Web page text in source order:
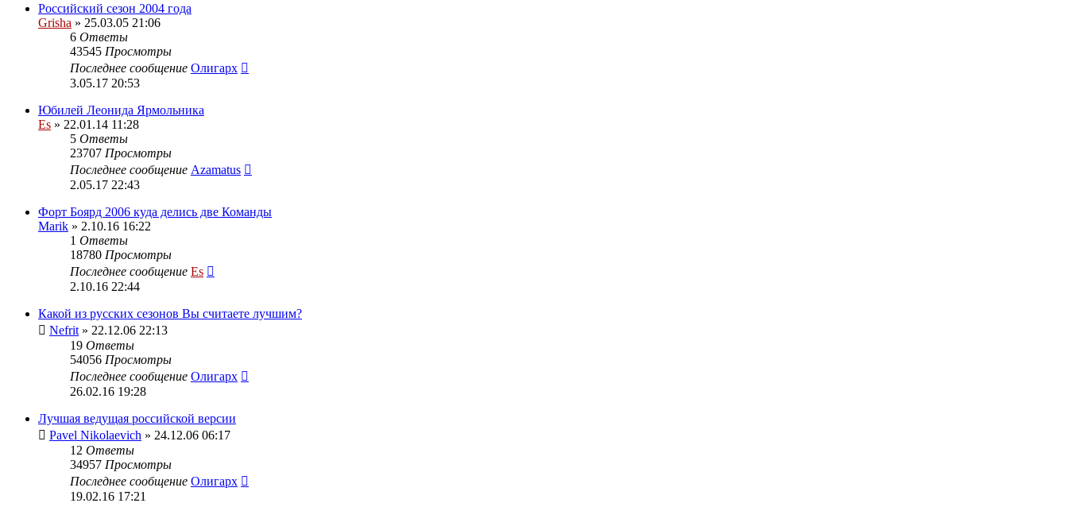
Российский сезон 2004 года
Grisha » 25.03.05 21:06
6 Ответы
43545 Просмотры
Последнее сообщение Олигарх
3.05.17 20:53
Юбилей Леонида Ярмольника
Es » 22.01.14 11:28
5 Ответы
23707 Просмотры
Последнее сообщение Azamatus
2.05.17 22:43
Форт Боярд 2006 куда делись две Команды
Marik » 2.10.16 16:22
1 Ответы
18780 Просмотры
Последнее сообщение Es
2.10.16 22:44
Какой из русских сезонов Вы считаете лучшим?
Nefrit » 22.12.06 22:13
19 Ответы
54056 Просмотры
Последнее сообщение Олигарх
26.02.16 19:28
Лучшая ведущая российской версии
Pavel Nikolaevich » 24.12.06 06:17
12 Ответы
34957 Просмотры
Последнее сообщение Олигарх
19.02.16 17:21